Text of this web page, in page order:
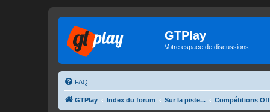
GTPlay
Votre espace de discussions
FAQ
GTPlay Index du forum Sur la piste... Compétitions